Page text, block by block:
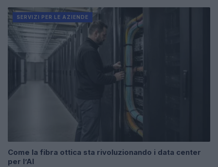
SERVIZI PER LE AZIENDE
Come la fibra ottica sta rivoluzionando i data center
per l’AI